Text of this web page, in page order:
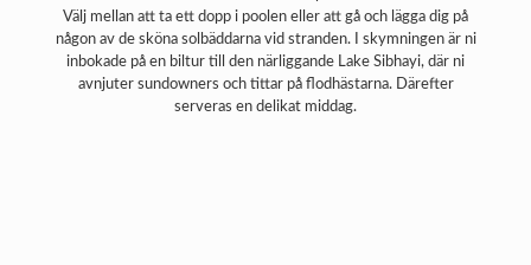
Välj mellan att ta ett dopp i poolen eller att gå och lägga dig på
någon av de sköna solbäddarna vid stranden. I skymningen är ni
inbokade på en biltur till den närliggande Lake Sibhayi, där ni
avnjuter sundowners och tittar på flodhästarna. Därefter
serveras en delikat middag.